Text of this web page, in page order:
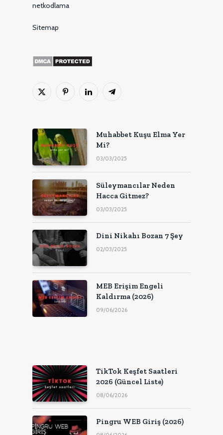
netkodlama
Sitemap
X
Pinterest'inLinkedInTelgraf
Muhabbet Kuşu Elma Yer
Mi?
03/03/2025
Süleymancılar Neden
Hacca Gitmez?
03/03/2025
Dini Nikahı Bozan 7 Şey
02/03/2025
MEB Erişim Engeli
Kaldırma (2026)
09/06/2026
TikTok Keşfet Saatleri
2026 (Güncel Liste)
08/06/2026
Pingru WEB Giriş (2026)